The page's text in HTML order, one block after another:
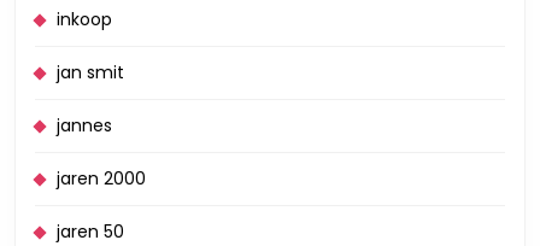
inkoop
jan smit
jannes
jaren 2000
jaren 50